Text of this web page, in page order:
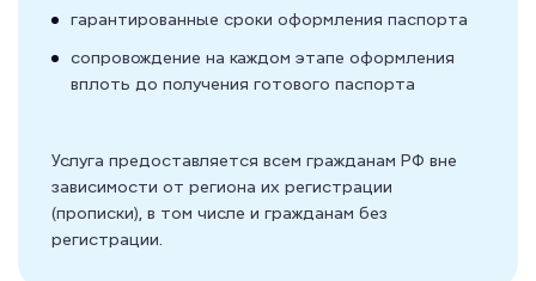
гарантированные сроки оформления паспорта
сопровождение на каждом этапе оформления
вплоть до получения готового паспорта
Услуга предоставляется всем гражданам РФ вне
зависимости от региона их регистрации
(прописки), в том числе и гражданам без
регистрации.